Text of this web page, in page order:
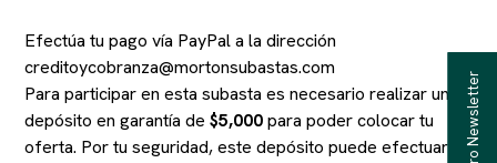
Efectúa tu pago vía PayPal a la dirección
creditoycobranza@mortonsubastas.com
Para participar en esta subasta es necesario realizar un
depósito en garantía de$5,000para poder colocar tu
oferta. Por tu seguridad, este depósito puede efectuarse